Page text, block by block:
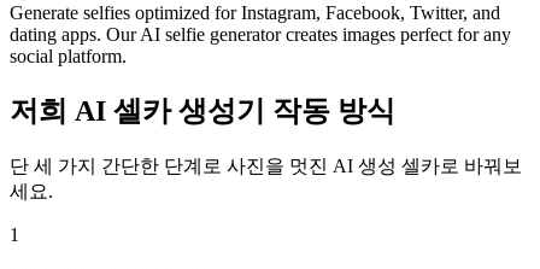
Generate selfies optimized for Instagram, Facebook, Twitter, and
dating apps. Our AI selfie generator creates images perfect for any
social platform.
저희 AI 셀카 생성기 작동 방식
단 세 가지 간단한 단계로 사진을 멋진 AI 생성 셀카로 바꿔보
세요.
1